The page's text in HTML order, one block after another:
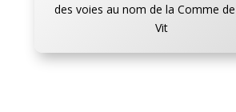
des voies au nom de la Comme
Vit